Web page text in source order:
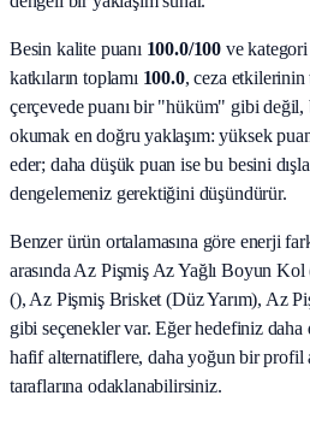
Besin kalite puanı 100.0/100 ve kategori
katkıların toplamı 100.0, ceza etkilerinin
çerçevede puanı bir "hüküm" gibi
okumak en doğru yaklaşım: yüksek
eder; daha düşük puan ise bu besini
dengelemeniz gerektiğini düşündürür.
Benzer ürün ortalamasına göre enerji
arasında Az Pişmiş Az Yağlı Boyun
(), Az Pişmiş Brisket (Düz Yarım), Az
gibi seçenekler var. Eğer hedefiniz daha
hafif alternatiflere, daha yoğun bir profil
taraflarına odaklanabilirsiniz.